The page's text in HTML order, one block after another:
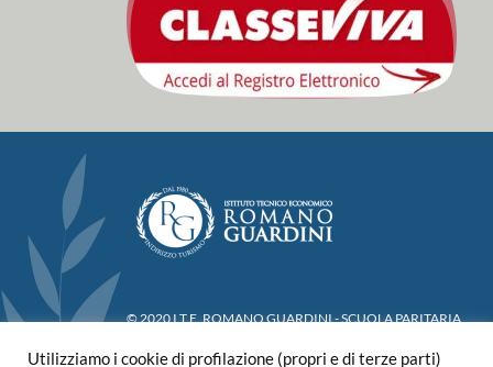
© 2020 I.T.E. ROMANO GUARDINI - SCUOLA PARITARIA
Utilizziamo i cookie di profilazione (propri e di terze parti)